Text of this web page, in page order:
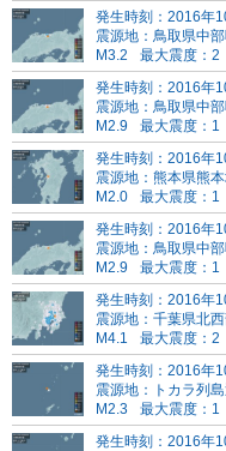
発生時刻：2016年
震源地：鳥取県中
M3.2
最大震度：2
発生時刻：2016年
震源地：鳥取県中
M2.9
最大震度：1
発生時刻：2016年
震源地：熊本県熊
M2.0
最大震度：1
発生時刻：2016年
震源地：鳥取県中
M2.9
最大震度：1
発生時刻：2016年
震源地：千葉県北
M4.1
最大震度：2
発生時刻：2016年
震源地：トカラ列
M2.3
最大震度：1
発生時刻：2016年